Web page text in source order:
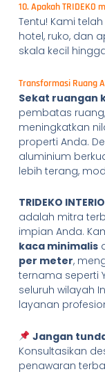
10. Apakah TRIDEKO
Tentu! Kami
hotel, ruko, dan
skala kecil
Transformasi Ruang
Sekat ruangan
pembatas
meningkatkan
properti Anda.
aluminium
lebih terang,
TRIDEKO
adalah mitra
impian Anda.
kaca minimalis
per meter,
ternama seperti
seluruh wilayah
layanan
Jangan
Konsultasikan
penawaran